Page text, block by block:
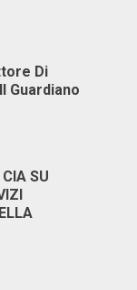
Di
Guardiano
SU